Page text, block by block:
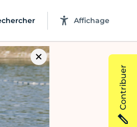
Affichage
Contribuer